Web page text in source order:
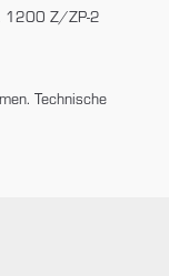
1200 Z/ZP-2
Technische